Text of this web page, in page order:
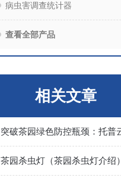
病虫害调查统计器
查看全部产品
相关文章
茶园杀虫灯（茶园杀虫灯介绍）